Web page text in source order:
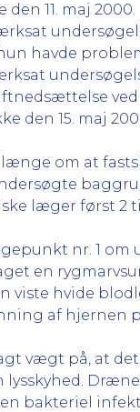
11. maj 2000.
havde
den 15. maj
om at
læger først 2
nr. 1
en
viste hvide
af hjernen
vægt på, at
bakteriel